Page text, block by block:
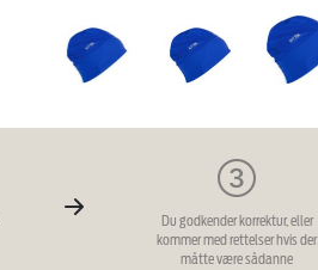
Du godkender korrektur, eller
kommer med rettelser hvis der
måtte være sådanne